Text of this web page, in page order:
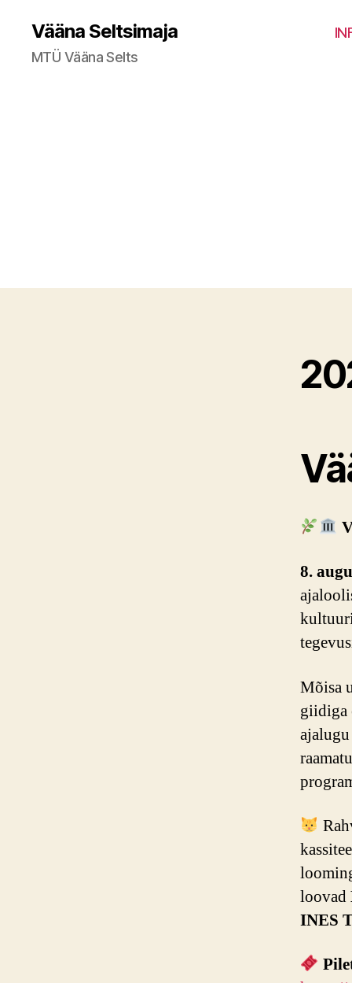
Vääna Seltsimaja
MTÜ Vääna Selts
8.
Mõisa
giidiga
loovad
INES